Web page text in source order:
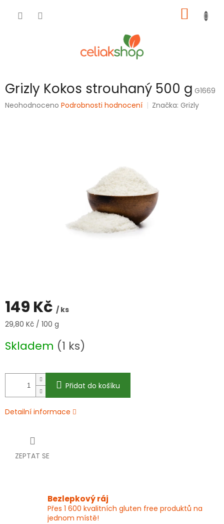
KOŠÍK
Grizly Kokos strouhaný 500 g G1669
Průměrné
Neohodnoceno Podrobnosti hodnocení Značka:Grizly
149 Kč / ks
Měrná
29,80 Kč / 100 g
Skladem (1 ks)
Přidat do košíku
Detailní informace
ZEPTAT SE
Bezlepkový ráj
Přes 1 600 kvalitních gluten free produktů na
jednom místě!